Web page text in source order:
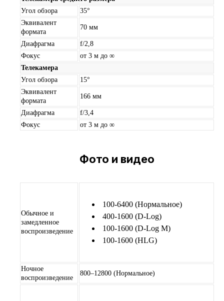
Угол обзора
35°
Эквивалент
формата
70 мм
Диафрагма
f/2,8
Фокус
от 3 м до ∞
Телекамера
Угол обзора
15°
Эквивалент
формата
166 мм
Диафрагма
f/3,4
Фокус
от 3 м до ∞
Фото и видео
Обычное и
замедленное
воспроизведение
100-6400 (Нормальное)
400-1600 (D-Log)
100-1600 (D-Log M)
100-1600 (HLG)
Ночное
воспроизведение
800–12800 (Нормальное)